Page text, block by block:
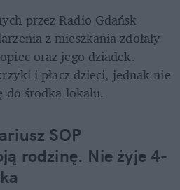
przez Radio Gdańsk
z mieszkania zdołały
oraz jego dziadek.
i płacz dzieci, jednak nie
do środka lokalu.
SOP
rodzinę. Nie żyje 4-